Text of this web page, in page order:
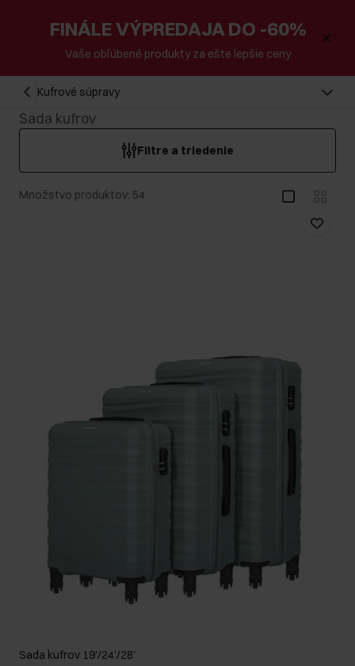
FINÁLE VÝPREDAJA DO -60%
Vaše obľúbené produkty za ešte lepšie ceny
Kufrové súpravy
Sada kufrov
Filtre a triedenie
Množstvo produktov: 54
Sada kufrov 19'/24'/28'